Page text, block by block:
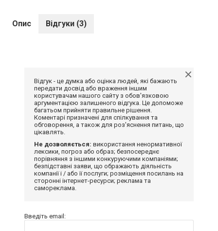
Опис Відгуки (3)
Відгук - це думка або оцінка людей, які бажають
передати досвід або враження іншим
користувачам нашого сайту з обов'язковою
аргументацією залишеного відгука. Це допоможе
багатьом прийняти правильне рішення.
Коментарі призначені для спілкування та
обговорення, а також для роз'яснення питань, що
цікавлять.
Не дозволяється: використання ненормативної
лексики, погроз або образ; безпосереднє
порівняння з іншими конкуруючими компаніями;
безпідставні заяви, що ображають діяльність
компанії і / або її послуги; розміщення посилань на
сторонні інтернет-ресурси; реклама та
самореклама.
Введіть email: